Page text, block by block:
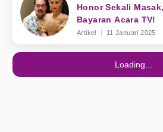
Honor Sekali
Bayaran Acara TV!
Artikel 11 Januari 2025
Loading...